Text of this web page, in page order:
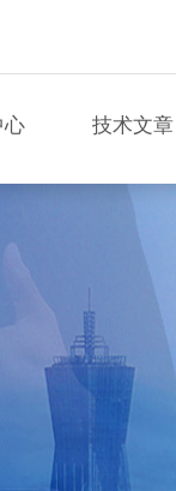
心 技术文章